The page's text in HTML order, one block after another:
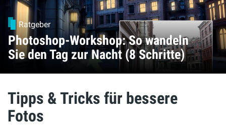
Ratgeber
Photoshop-Workshop: So wandeln
Sie den Tag zur Nacht (8 Schritte)
Tipps & Tricks für bessere
Fotos